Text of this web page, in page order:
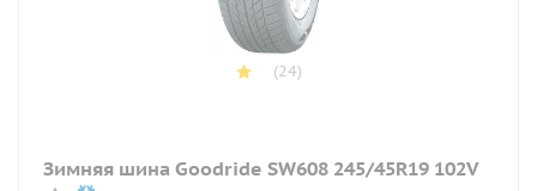
(24)
Зимняя шина Goodride SW608 245/45R19 102V